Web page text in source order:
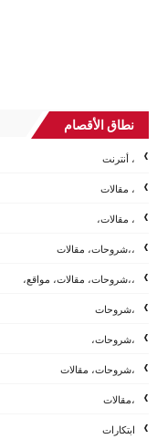
نطاق الأقصام
، أنترنت
، مقالات
، مقالات،
،،شروحات، مقالات
،،شروحات، مقالات، مواقع،
،شروحات
،شروحات،
،شروحات، مقالات
،مقالات
ابتكارات